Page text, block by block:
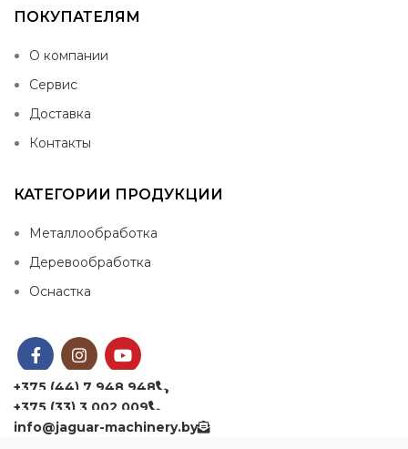
ПОКУПАТЕЛЯМ
О компании
Сервис
Доставка
Контакты
КАТЕГОРИИ ПРОДУКЦИИ
Металлообработка
Деревообработка
Оснастка
+375 (44) 7 948 948
+375 (33) 3 002 009
info@jaguar-machinery.by